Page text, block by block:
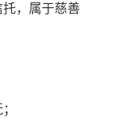
，属于慈善